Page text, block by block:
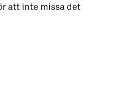
att inte missa det